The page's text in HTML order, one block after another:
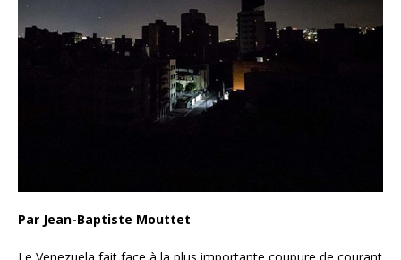
Par Jean-Baptiste Mouttet